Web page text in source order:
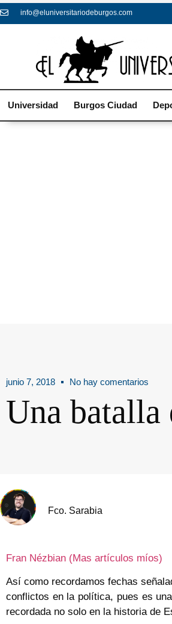
info@eluniversitariodeburgos.com
Universidad Burgos Ciudad
junio 7, 2018 No hay comentarios
Una
Fco. Sarabia
Fran Nézbian (Mas artículos míos)
Así como recordamos fechas
conflictos en la política, pues es
recordada no solo en la historia de